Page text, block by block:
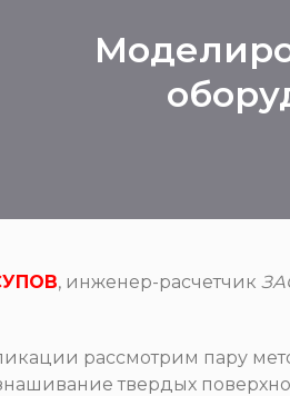
, инженер-расчетчик
рассмотрим пару
твердых